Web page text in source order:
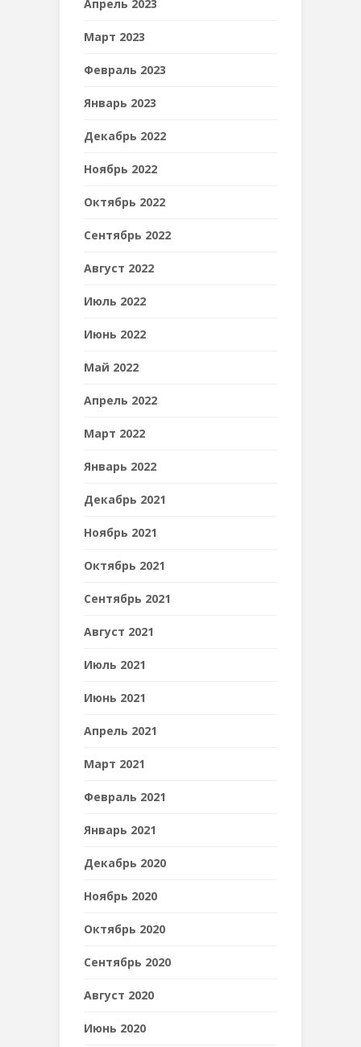
Апрель 2023
Март 2023
Февраль 2023
Январь 2023
Декабрь 2022
Ноябрь 2022
Октябрь 2022
Сентябрь 2022
Август 2022
Июль 2022
Июнь 2022
Май 2022
Апрель 2022
Март 2022
Январь 2022
Декабрь 2021
Ноябрь 2021
Октябрь 2021
Сентябрь 2021
Август 2021
Июль 2021
Июнь 2021
Апрель 2021
Март 2021
Февраль 2021
Январь 2021
Декабрь 2020
Ноябрь 2020
Октябрь 2020
Сентябрь 2020
Август 2020
Июнь 2020